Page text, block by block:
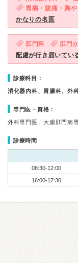
胃痛・腹痛・胸
かなりの名医
肛門科 肛門
配慮が行き届いてい
診療科目：
消化器内科、胃腸科、外
専門医・資格：
外科専門医、大腸肛門病
診療時間
08:30-12:00
16:00-17:30